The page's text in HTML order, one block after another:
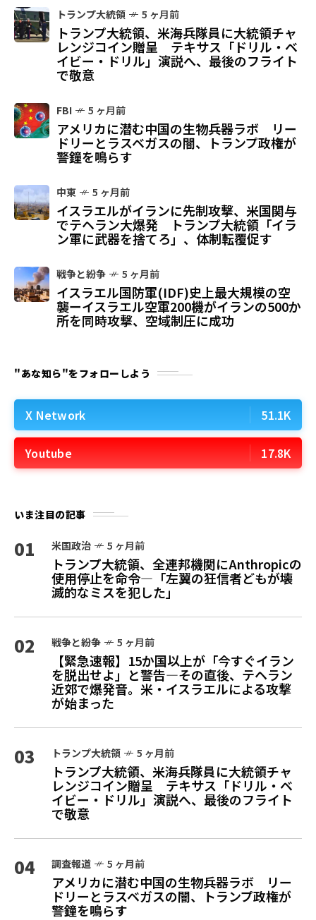
トランプ大統領 5 ヶ月前
トランプ大統領、米海兵隊員に大統領チャ
レンジコイン贈呈 テキサス「ドリル・ベ
イビー・ドリル」演説へ、最後のフライト
で敬意
FBI 5 ヶ月前
アメリカに潜む中国の生物兵器ラボ リー
ドリーとラスベガスの闇、トランプ政権が
警鐘を鳴らす
中東 5 ヶ月前
イスラエルがイランに先制攻撃、米国関与
でテヘラン大爆発 トランプ大統領「イラ
ン軍に武器を捨てろ」、体制転覆促す
戦争と紛争 5 ヶ月前
イスラエル国防軍(IDF)史上最大規模の空
襲ーイスラエル空軍200機がイランの500か
所を同時攻撃、空域制圧に成功
"あな知ら"をフォローしよう
X Network 51.1K
Youtube 17.8K
いま注目の記事
01 米国政治 5 ヶ月前
トランプ大統領、全連邦機関にAnthropicの
使用停止を命令—「左翼の狂信者どもが壊
滅的なミスを犯した」
02 戦争と紛争 5 ヶ月前
【緊急速報】15か国以上が「今すぐイラン
を脱出せよ」と警告—その直後、テヘラン
近郊で爆発音。米・イスラエルによる攻撃
が始まった
03 トランプ大統領 5 ヶ月前
トランプ大統領、米海兵隊員に大統領チャ
レンジコイン贈呈 テキサス「ドリル・ベ
イビー・ドリル」演説へ、最後のフライト
で敬意
04 調査報道 5 ヶ月前
アメリカに潜む中国の生物兵器ラボ リー
ドリーとラスベガスの闇、トランプ政権が
警鐘を鳴らす